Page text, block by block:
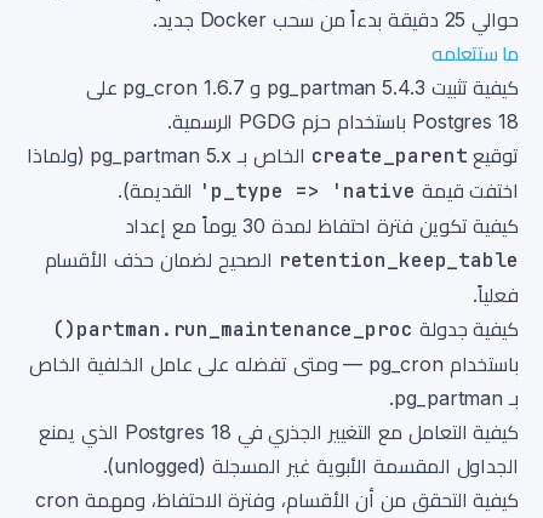
حوالي 25 دقيقة بدءاً من سحب Docker جديد.
ما ستتعلمه
كيفية تثبيت pg_partman 5.4.3 و pg_cron 1.6.7 على
Postgres 18 باستخدام حزم PGDG الرسمية.
توقيع create_parent
الخاص بـ pg_partman 5.x (ولماذا
اختفت قيمة p_type => 'native'
القديمة).
كيفية تكوين فترة احتفاظ لمدة 30 يوماً مع إعداد
retention_keep_table الصحيح لضمان حذف الأقسام
فعلياً.
كيفية جدولة partman.run_maintenance_proc()
باستخدام pg_cron — ومتى تفضله على عامل الخلفية الخاص
بـ pg_partman.
كيفية التعامل مع التغيير الجذري في Postgres 18 الذي يمنع
الجداول المقسمة الأبوية غير المسجلة (unlogged).
كيفية التحقق من أن الأقسام، وفترة الاحتفاظ، ومهمة cron